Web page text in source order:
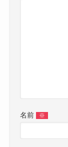
名前 ※